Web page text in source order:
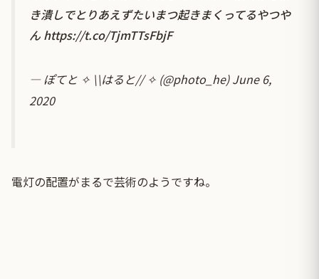
き潰しでとりあえずたいまつ起きまくってるやつや
ん https://t.co/TjmTTsFbjF
— ぽてと ✧ \\はると// ✧ (@photo_he)June 6,
2020
電灯の配置がまるで芸術のようですね。